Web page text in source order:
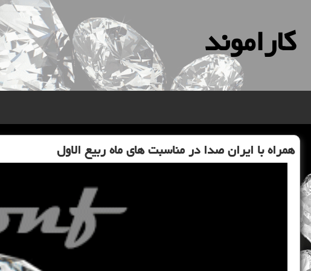
كاراموند
همراه با ایران صدا در مناسبت های ماه ربیع الاول